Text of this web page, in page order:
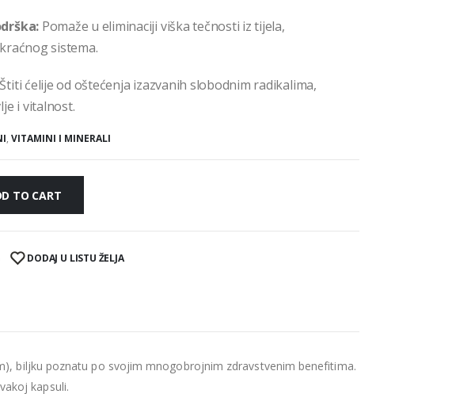
Pomaže u eliminaciji viška tečnosti iz tijela,
sistema.
ćelije od oštećenja izazvanih slobodnim radikalima,
i vitalnost.
, VITAMINI I MINERALI
TO CART
DODAJ U LISTU ŽELJA
biljku poznatu po svojim mnogobrojnim zdravstvenim benefitima.
kapsuli.